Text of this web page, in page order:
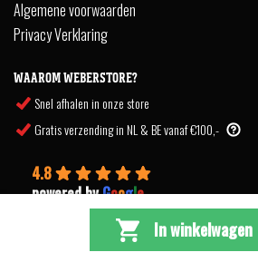
In winkelwagen
Algemene voorwaarden
Privacy Verklaring
WAAROM WEBERSTORE?
Snel afhalen in onze store
Gratis verzending in NL & BE vanaf €100,-
4.8
powered byGoogle